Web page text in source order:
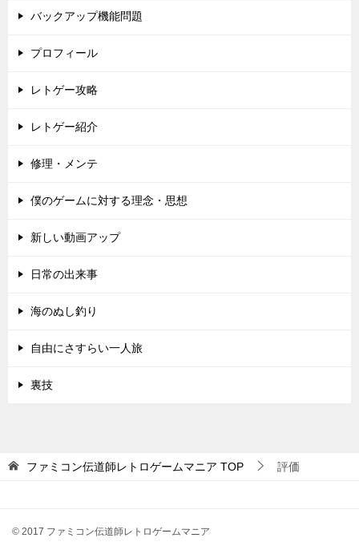
バックアップ機能問題
プロフィール
レトゲー攻略
レトゲー紹介
修理・メンテ
僕のゲームに対する理念・思想
新しい動画アップ
日常の出来事
海のぬし釣り
自由にさすらい一人旅
裏技
ファミコン伝道師レトロゲームマニア TOP 評価
© 2017 ファミコン伝道師レトロゲームマニア